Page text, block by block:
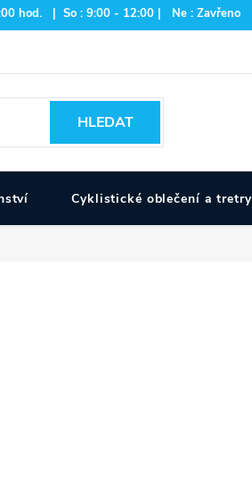
hod. | So : 9:00 - 12:00 | Ne : Zavřeno
HLEDAT
Cyklistické oblečení a tretry